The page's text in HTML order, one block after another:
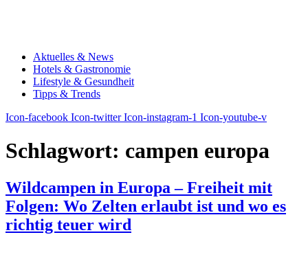
Aktuelles & News
Hotels & Gastronomie
Lifestyle & Gesundheit
Tipps & Trends
Icon-facebook Icon-twitter Icon-instagram-1 Icon-youtube-v
Schlagwort: campen europa
Wildcampen in Europa – Freiheit mit
Folgen: Wo Zelten erlaubt ist und wo es
richtig teuer wird